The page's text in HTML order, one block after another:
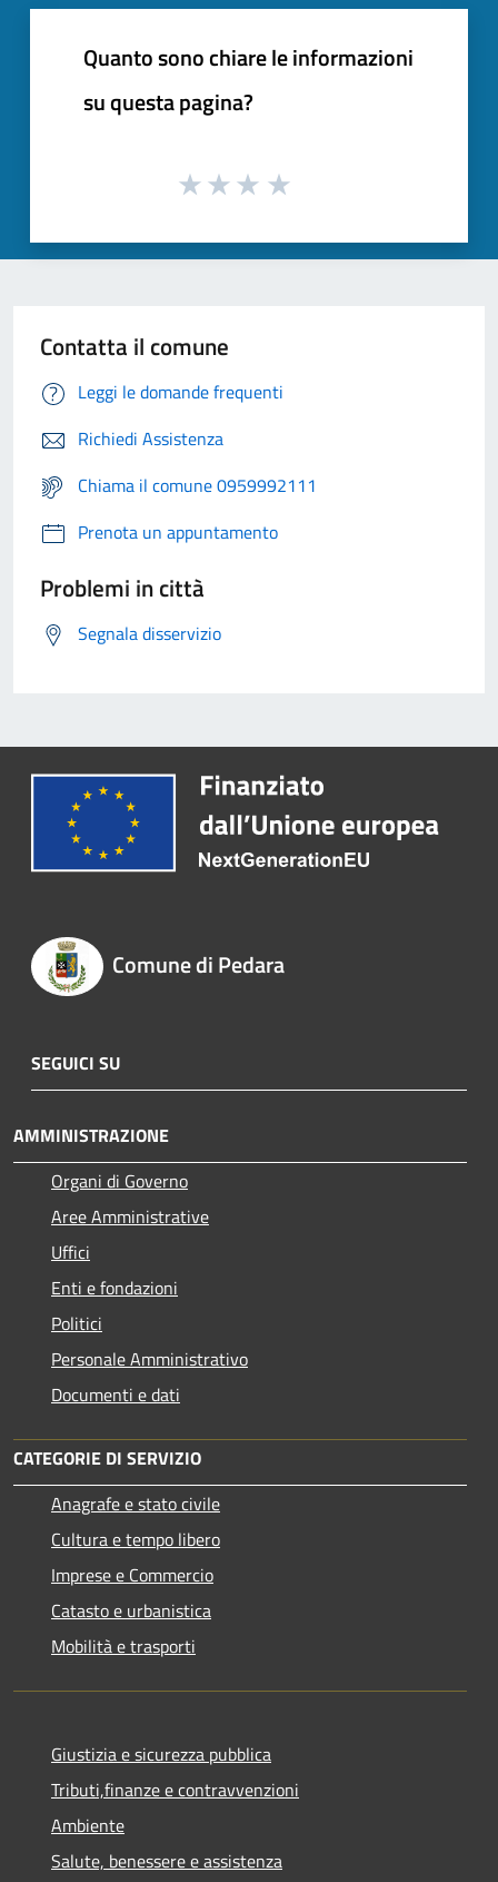
Quanto sono chiare le informazioni
su questa pagina?
Contatta il comune
Leggi le domande frequenti
Richiedi Assistenza
Chiama il comune 0959992111
Prenota un appuntamento
Problemi in città
Segnala disservizio
Comune di Pedara
SEGUICI SU
AMMINISTRAZIONE
Organi di Governo
Aree Amministrative
Uffici
Enti e fondazioni
Politici
Personale Amministrativo
Documenti e dati
CATEGORIE DI SERVIZIO
Anagrafe e stato civile
Cultura e tempo libero
Imprese e Commercio
Catasto e urbanistica
Mobilità e trasporti
Giustizia e sicurezza pubblica
Tributi,finanze e contravvenzioni
Ambiente
Salute, benessere e assistenza